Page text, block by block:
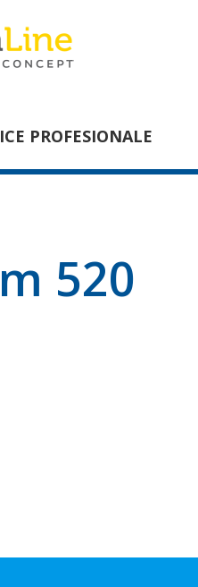
PROFESIONALE
520